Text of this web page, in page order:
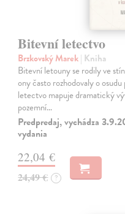
Bitevní letectvo
Brzkovský Marek| Kniha
Bitevní letouny se rodily ve
ony často rozhodovaly o
letectvo mapuje dramatický
pozemní…
Predpredaj, vychádza
vydania
22,04 €
24,49 € ?